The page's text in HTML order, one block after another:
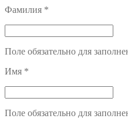
Фамилия *
Поле обязательно для
Имя *
Поле обязательно для